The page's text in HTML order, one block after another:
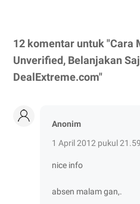
12 komentar untuk "Cara
Unverified, Belanjakan
DealExtreme.com"
Anonim
1 April 2012 pukul 21.59
nice info
absen malam gan,.